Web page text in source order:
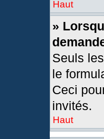
Haut
»
Seuls
le
Ceci
invités.
Haut